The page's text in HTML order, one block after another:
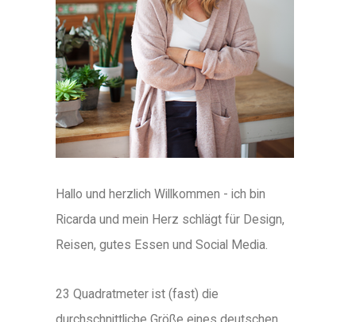
Hallo und herzlich Willkommen - ich bin
Ricarda und mein Herz schlägt für Design,
Reisen, gutes Essen und Social Media.
23 Quadratmeter ist (fast) die